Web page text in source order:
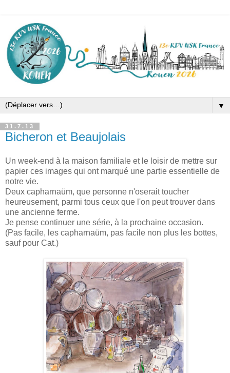
▼
31.7.13
Bicheron et Beaujolais
Un week-end à la maison familiale et le loisir de mettre sur
papier ces images qui ont marqué une partie essentielle de
notre vie.
Deux capharnaüm, que personne n'oserait toucher
heureusement, parmi tous ceux que l'on peut trouver dans
une ancienne ferme.
Je pense continuer une série, à la prochaine occasion.
(Pas facile, les capharnaüm, pas facile non plus les bottes,
sauf pour Cat.)